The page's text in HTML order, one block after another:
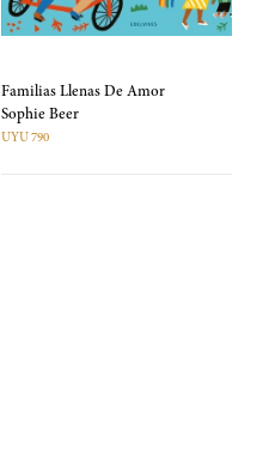
Familias Llenas De Amor
Sophie Beer
UYU 790